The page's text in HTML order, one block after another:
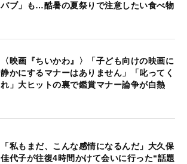
バブ」も…酷暑の夏祭りで注意したい食べ物
〈映画『ちいかわ』〉「子ども向けの映画に
静かにするマナーはありません」「叱ってく
れ」大ヒットの裏で鑑賞マナー論争が白熱
「私もまだ、こんな感情になるんだ」大久保
佳代子が往復4時間かけて会いに行った“話題